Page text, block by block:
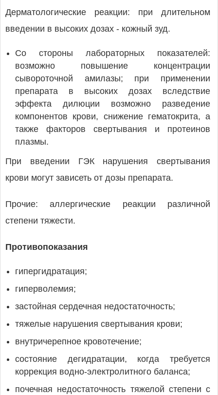
Дерматологические реакции: при длительном
введении в высоких дозах - кожный зуд.
Со стороны лабораторных показателей:
возможно повышение концентрации
сывороточной амилазы; при применении
препарата в высоких дозах вследствие
эффекта дилюции возможно разведение
компонентов крови, снижение гематокрита, а
также факторов свертывания и протеинов
плазмы.
При введении ГЭК нарушения свертывания
крови могут зависеть от дозы препарата.
Прочие: аллергические реакции различной
степени тяжести.
Противопоказания
гипергидратация;
гиперволемия;
застойная сердечная недостаточность;
тяжелые нарушения свертывания крови;
внутричерепное кровотечение;
состояние дегидратации, когда требуется
коррекция водно-электролитного баланса;
почечная недостаточность тяжелой степени с